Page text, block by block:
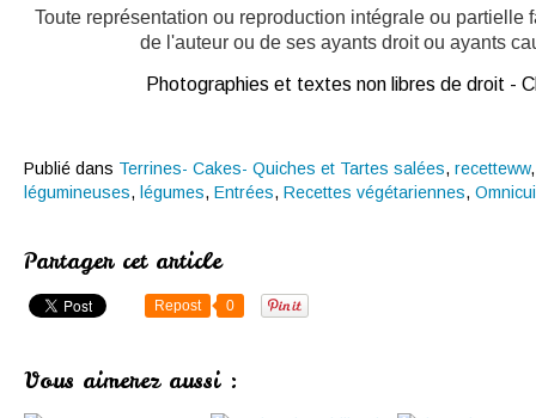
Toute représentation ou reproduction intégrale ou partielle
de l'auteur ou de ses ayants droit ou ayants
Photographies et textes non libres de droit -
Publié dans Terrines- Cakes- Quiches et Tartes salées, recetteww
légumineuses, légumes, Entrées, Recettes végétariennes,
Partager cet article
Repost 0
Vous aimerez aussi :